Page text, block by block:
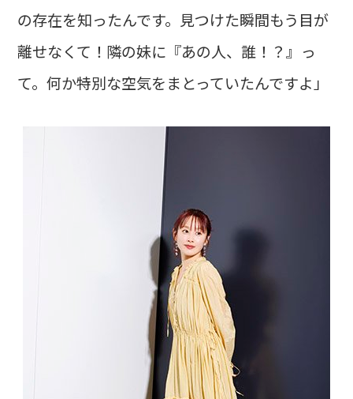
の存在を知ったんです。見つけた瞬間もう目が
離せなくて！隣の妹に『あの人、誰！？』っ
て。何か特別な空気をまとっていたんですよ」